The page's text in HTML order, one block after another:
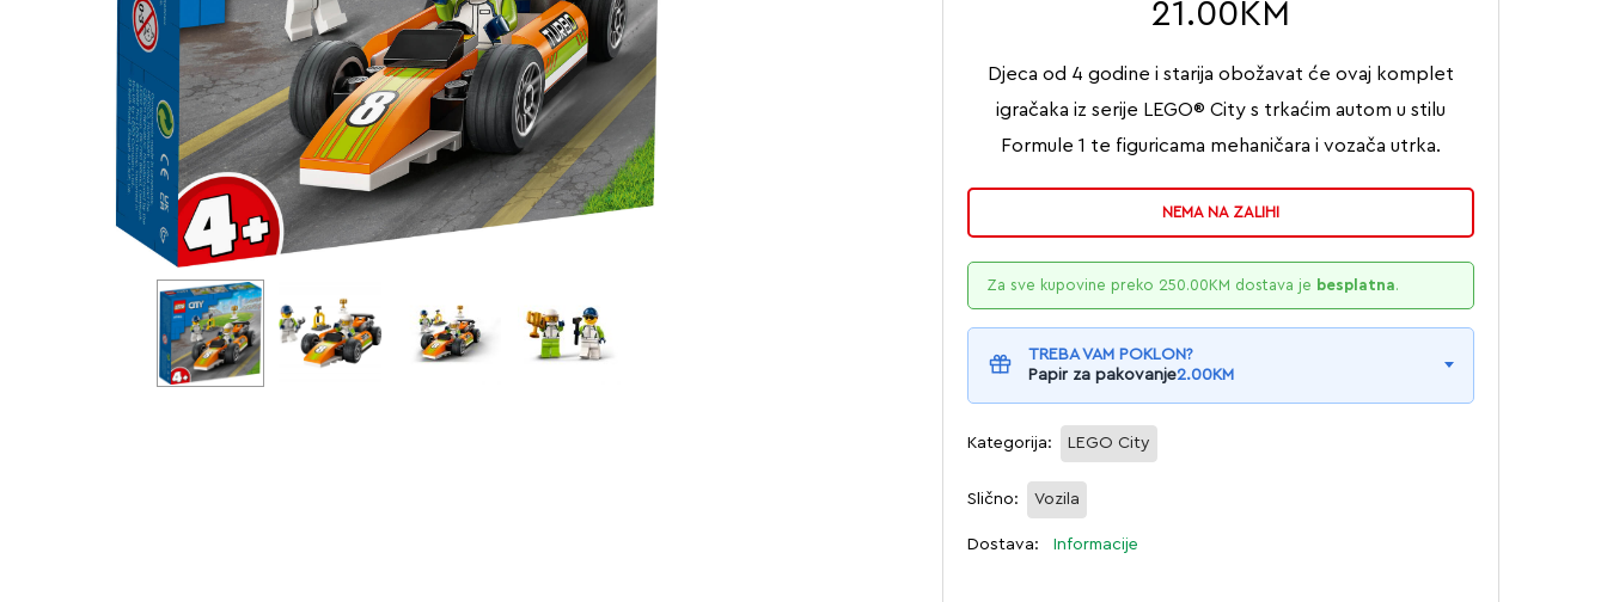
21.00 KM
Djeca od 4 godine i starija obožavat će ovaj komplet
igračaka iz serije LEGO® City s trkaćim autom u stilu
Formule 1 te figuricama mehaničara i vozača utrka.
NEMA NA ZALIHI
Za sve kupovine preko 250.00KM dostava je besplatna.
TREBA VAM POKLON?
Papir za pakovanje2.00KM
Kategorija: LEGO City
Slično: Vozila
Dostava: Informacije